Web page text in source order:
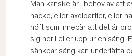
Man kanske är i behov av att
nacke, eller axelpartier, eller
höft som innebär att det är
sig ner i eller upp ur en säng.
sänkbar säng kan underlätta